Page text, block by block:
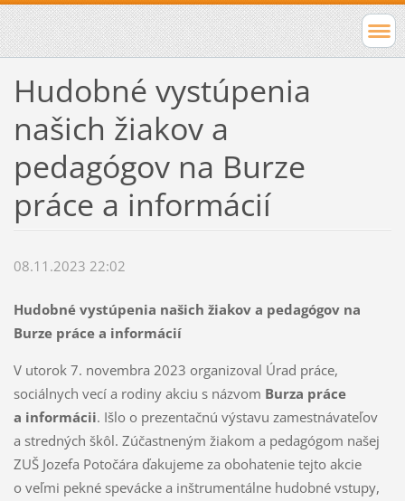
Hudobné vystúpenia
našich žiakov a
pedagógov na Burze
práce a informácií
08.11.2023 22:02
Hudobné vystúpenia našich žiakov a pedagógov na
Burze práce a informácií
V utorok 7. novembra 2023 organizoval Úrad práce,
sociálnych vecí a rodiny akciu s názvom Burza práce
a informácii. Išlo o prezentačnú výstavu zamestnávateľov
a stredných škôl. Zúčastneným žiakom a pedagógom našej
ZUŠ Jozefa Potočára ďakujeme za obohatenie tejto akcie
o veľmi pekné spevácke a inštrumentálne hudobné vstupy,